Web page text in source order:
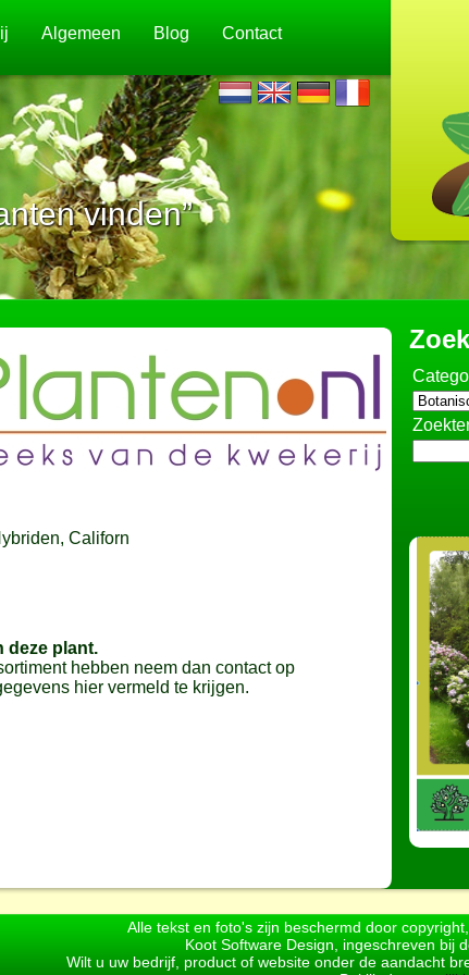
Algemeen Blog Contact
vinden”
Californ
deze plant.
hebben neem dan contact op
hier vermeld te krijgen.
Alle tekst en foto's zijn beschermd door
Koot Software Design, ingeschreven bij
Wilt u uw bedrijf, product of website onder de aandacht